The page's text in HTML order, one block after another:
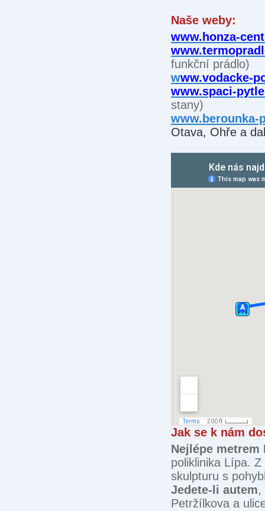
Naše weby:
www.honza-
funkční prádlo)
www.vodacke-
www.spaci-
stany)
Otava, Ohře a
Jak se k nám
Nejlépe metrem
poliklinika Lípa.
skulpturu s
Jedete-li autem,
Petržílkova a